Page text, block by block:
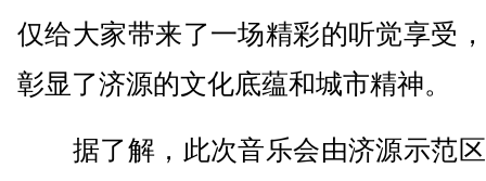
仅给大家带来了一场精彩的听觉享受
彰显了济源的文化底蕴和城市精神。
据了解，此次音乐会由济源示范